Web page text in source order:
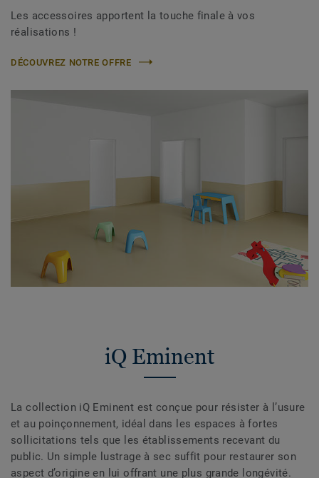
Les accessoires apportent la touche finale à vos
réalisations !
DÉCOUVREZ NOTRE OFFRE
iQ Eminent
La collection iQ Eminent est conçue pour résister à l’usure
et au poinçonnement, idéal dans les espaces à fortes
sollicitations tels que les établissements recevant du
public. Un simple lustrage à sec suffit pour restaurer son
aspect d’origine en lui offrant une plus grande longévité.